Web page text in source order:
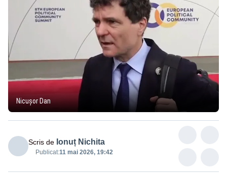
Nicușor Dan
Scris de Ionuț Nichita
Publicat:11 mai 2026, 19:42